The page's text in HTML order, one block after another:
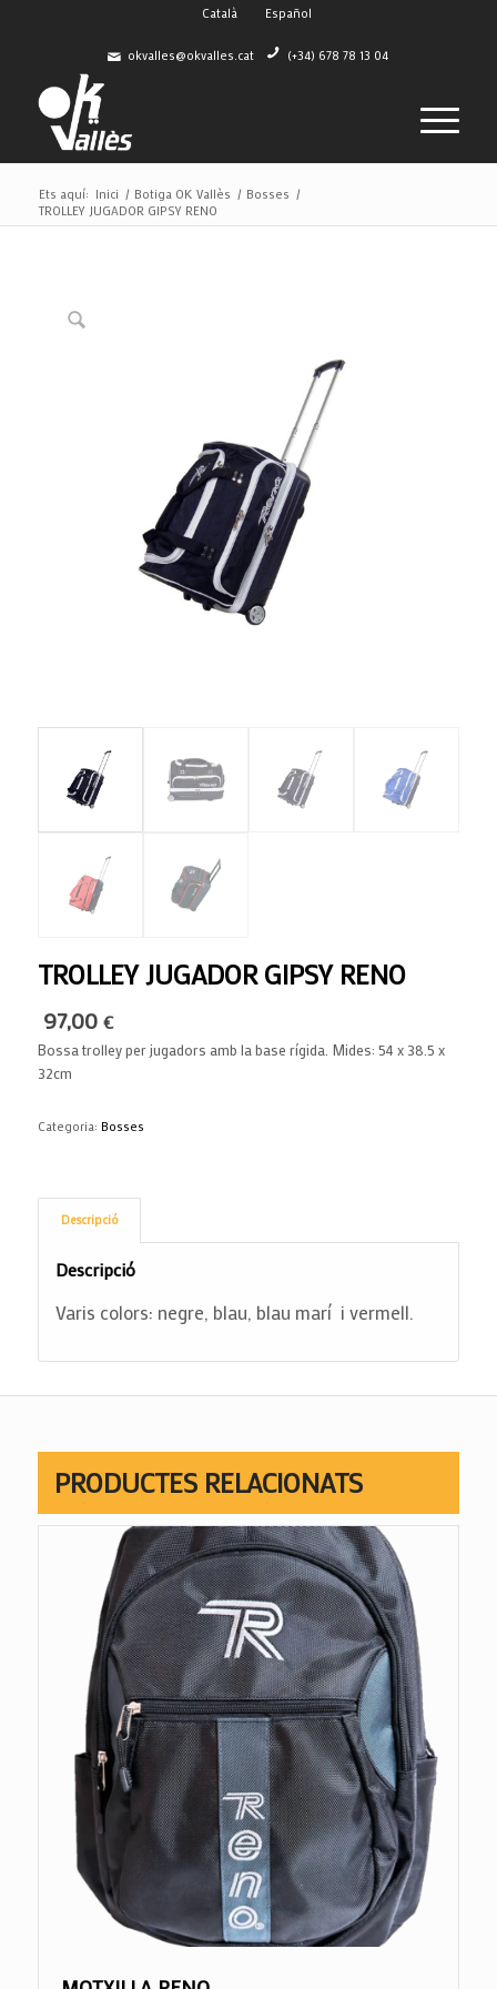
Català Español
okvalles@okvalles.cat (+34) 678 78 13 04
Ets aquí: Inici / Botiga OK Vallès / Bosses /
TROLLEY JUGADOR GIPSY RENO
TROLLEY JUGADOR GIPSY RENO
97,00 €
Bossa trolley per jugadors amb la base rígida. Mides: 54 x 38.5 x
32cm
Categoria: Bosses
Descripció
Descripció
Varis colors: negre, blau, blau marí i vermell.
PRODUCTES RELACIONATS